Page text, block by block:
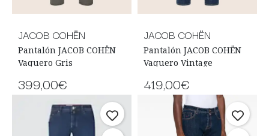
JACOB COHËN
Pantalón JACOB COHËN
Vaquero Gris
399,00€
JACOB COHËN
Pantalón JACOB COHËN
Vaquero Vintage
419,00€